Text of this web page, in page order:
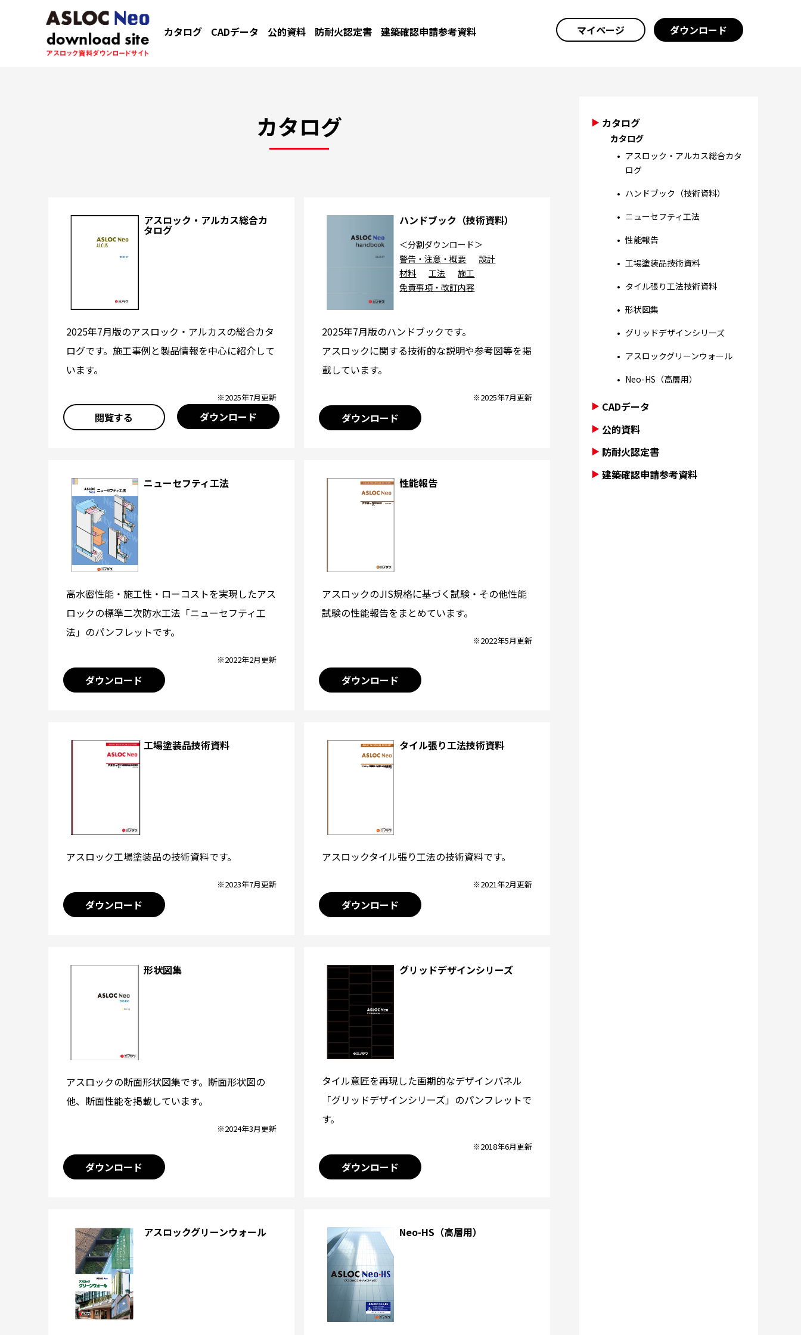
カタログ CADデータ 公的資料 防耐火認定書 建築確認申請参考資料 マイページ ダウンロード
カタログ
アスロック・アルカス総合カ
タログ
2025年7月版のアスロック・アルカスの総合カタ
ログです。施工事例と製品情報を中心に紹介して
います。
※2025年7月更新
閲覧する ダウンロード
ハンドブック（技術資料）
＜分割ダウンロード＞
警告・注意・概要
設計
材料
工法
施工
免責事項・改訂内容
2025年7月版のハンドブックです。
アスロックに関する技術的な説明や参考図等を掲
載しています。
※2025年7月更新
ダウンロード
ニューセフティ工法
高水密性能・施工性・ローコストを実現したアス
ロックの標準二次防水工法「ニューセフティ工
法」のパンフレットです。
※2022年2月更新
ダウンロード
性能報告
アスロックのJIS規格に基づく試験・その他性能
試験の性能報告をまとめています。
※2022年5月更新
ダウンロード
工場塗装品技術資料
アスロック工場塗装品の技術資料です。
※2023年7月更新
ダウンロード
タイル張り工法技術資料
アスロックタイル張り工法の技術資料です。
※2021年2月更新
ダウンロード
形状図集
アスロックの断面形状図集です。断面形状図の
他、断面性能を掲載しています。
※2024年3月更新
ダウンロード
グリッドデザインシリーズ
タイル意匠を再現した画期的なデザインパネル
「グリッドデザインシリーズ」のパンフレットで
す。
※2018年6月更新
ダウンロード
アスロックグリーンウォール Neo-HS（高層用）
カタログ
カタログ
アスロック・アルカス総合カタ
ログ
ハンドブック（技術資料）
ニューセフティ工法
性能報告
工場塗装品技術資料
タイル張り工法技術資料
形状図集
グリッドデザインシリーズ
アスロックグリーンウォール
Neo-HS（高層用）
CADデータ
公的資料
防耐火認定書
建築確認申請参考資料